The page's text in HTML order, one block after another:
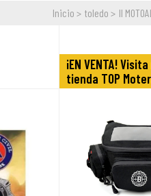
Inicio toledo II
¡EN VENTA!
tienda TOP